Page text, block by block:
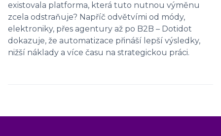
existovala platforma, která tuto nutnou výměnu
zcela odstraňuje? Napříč odvětvími od módy,
elektroniky, přes agentury až po B2B – Dotidot
dokazuje, že automatizace přináší lepší výsledky,
nižší náklady a více času na strategickou práci.